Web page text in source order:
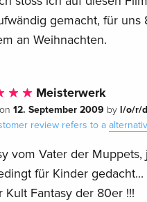
gemacht, für
an Weihnachten.
Meisterwerk
12. September 2009 by l/o/r/d
review refers to a
vom Vater der
für Kinder gedacht...
Kult Fantasy der 80er !!!